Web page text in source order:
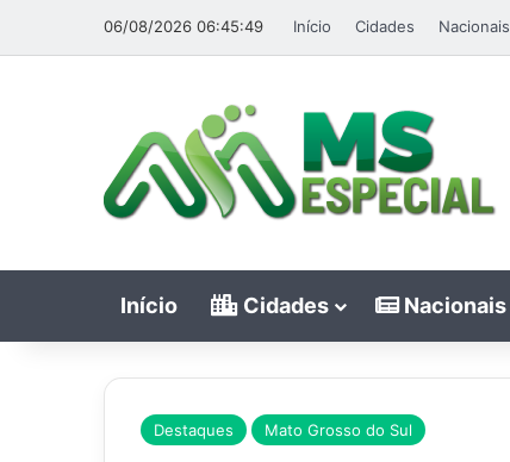
06/08/2026 06:45:49 Início Cidades Nacionais
Início Cidades Nacionais
Destaques Mato Grosso do Sul